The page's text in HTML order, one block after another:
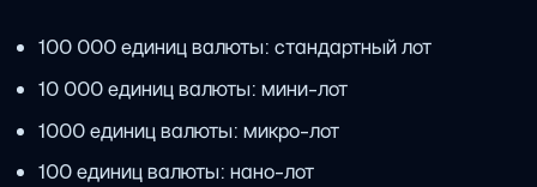
100 000 единиц валюты: стандартный лот
10 000 единиц валюты: мини-лот
1000 единиц валюты: микро-лот
100 единиц валюты: нано-лот